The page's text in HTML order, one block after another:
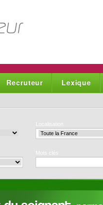
Recruteur Lexique
Localisation
Mots clés